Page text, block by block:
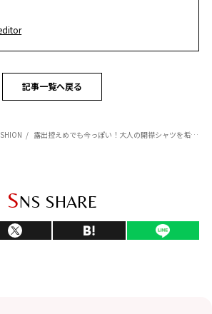
記事一覧へ戻る
露出控えめでも今っぽい！大人の開襟シャツを垢抜けさせる「ヘルシーなアメスリインナー」の選び方
SNS SHARE